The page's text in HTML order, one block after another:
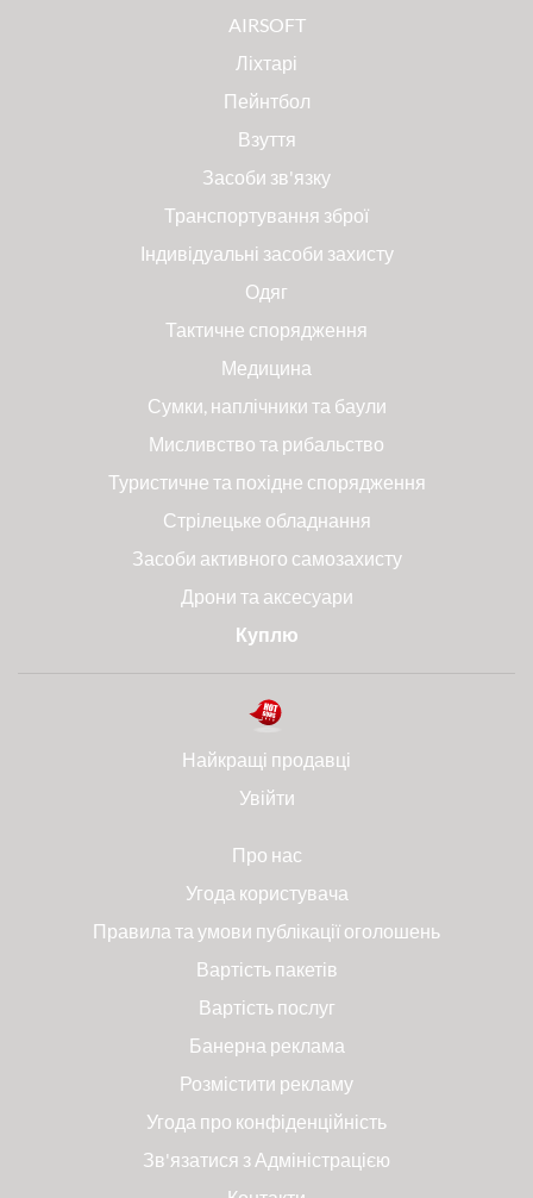
AIRSOFT
Ліхтарі
Пейнтбол
Взуття
Засоби зв'язку
Транспортування зброї
Індивідуальні засоби захисту
Одяг
Тактичне спорядження
Медицина
Сумки, наплічники та баули
Мисливство та рибальство
Туристичне та похідне спорядження
Стрілецьке обладнання
Засоби активного самозахисту
Дрони та аксесуари
Куплю
Найкращі продавці
Увійти
Про нас
Угода користувача
Правила та умови публікації оголошень
Вартість пакетів
Вартість послуг
Банерна реклама
Розмістити рекламу
Угода про конфіденційність
Зв'язатися з Адміністрацією